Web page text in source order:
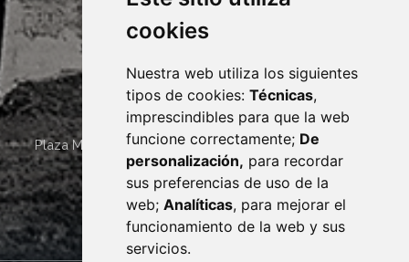
cookies
Nuestra web utiliza los siguientes
tipos de cookies: Técnicas,
imprescindibles para que la web
funcione correctamente; De
personalización, para recordar
sus preferencias de uso de la
web; Analíticas, para mejorar el
funcionamiento de la web y sus
servicios.
Plaza Mayor 4 22400 MONZÓN - ARAGÓN (ESPAÑA)
· (34) 974 400 700 ·
sac@monzon.es
monzon.es